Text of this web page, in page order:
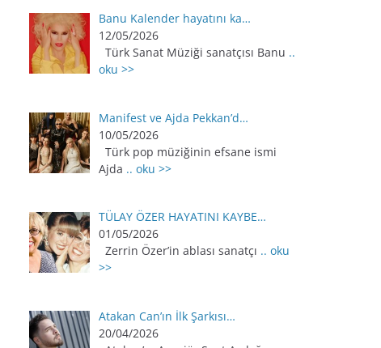
Banu Kalender hayatını ka…
12/05/2026
Türk Sanat Müziği sanatçısı Banu ..
oku >>
Manifest ve Ajda Pekkan’d…
10/05/2026
Türk pop müziğinin efsane ismi
Ajda .. oku >>
TÜLAY ÖZER HAYATINI KAYBE…
01/05/2026
Zerrin Özer’in ablası sanatçı .. oku
>>
Atakan Can’ın İlk Şarkısı…
20/04/2026